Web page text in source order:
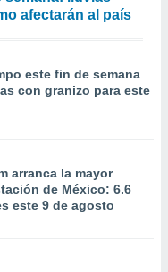
afectarán al país
este fin de semana
con granizo para este
arranca la mayor
de México: 6.6
este 9 de agosto